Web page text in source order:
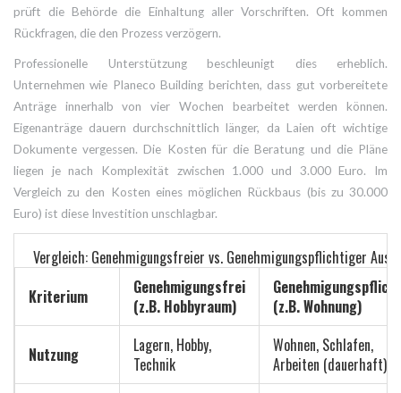
prüft die Behörde die Einhaltung aller Vorschriften. Oft kommen
Rückfragen, die den Prozess verzögern.
Professionelle Unterstützung beschleunigt dies erheblich.
Unternehmen wie Planeco Building berichten, dass gut vorbereitete
Anträge innerhalb von vier Wochen bearbeitet werden können.
Eigenanträge dauern durchschnittlich länger, da Laien oft wichtige
Dokumente vergessen. Die Kosten für die Beratung und die Pläne
liegen je nach Komplexität zwischen 1.000 und 3.000 Euro. Im
Vergleich zu den Kosten eines möglichen Rückbaus (bis zu 30.000
Euro) ist diese Investition unschlagbar.
Vergleich: Genehmigungsfreier vs. Genehmigungspflichtiger
Kriterium
Genehmigungsfrei
(z.B. Hobbyraum)
(z.B. Wohnung)
Nutzung
Lagern, Hobby,
Technik
Wohnen, Schlafen,
Arbeiten (dauerhaft)